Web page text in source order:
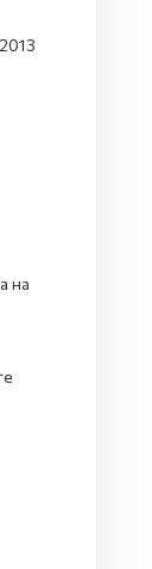
на